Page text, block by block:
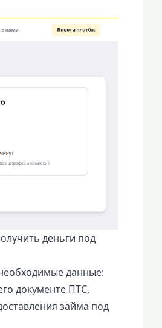
деньги под
данные:
документе ПТС,
займа под